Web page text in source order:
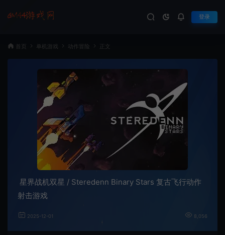
登录
首页 单机游戏 动作冒险 正文
星界战机双星 / Steredenn Binary Stars 复古飞行动作
射击游戏
2025-12-01 8,056